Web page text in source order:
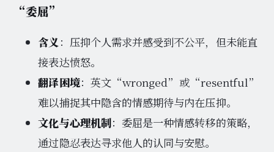
“委屈”
含义：压抑个人需求并感受到不公平，但未能直
接表达愤怒。
翻译困境：英文“wronged”或“resentful”
难以捕捉其中隐含的情感期待与内在压抑。
文化与心理机制：委屈是一种情感转移的策略，
通过隐忍表达寻求他人的认同与安慰。